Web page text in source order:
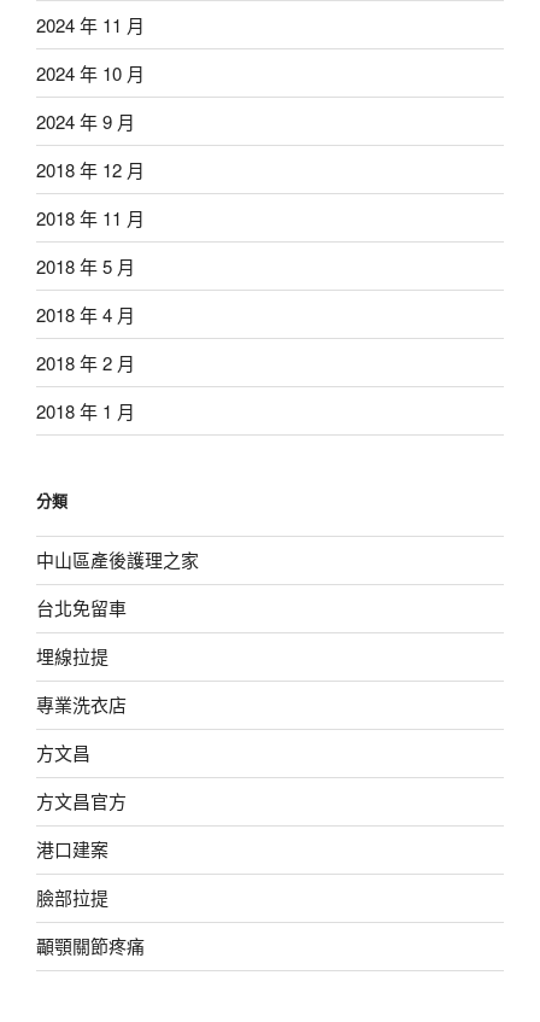
2024 年 11 月
2024 年 10 月
2024 年 9 月
2018 年 12 月
2018 年 11 月
2018 年 5 月
2018 年 4 月
2018 年 2 月
2018 年 1 月
分類
中山區產後護理之家
台北免留車
埋線拉提
專業洗衣店
方文昌
方文昌官方
港口建案
臉部拉提
顳顎關節疼痛